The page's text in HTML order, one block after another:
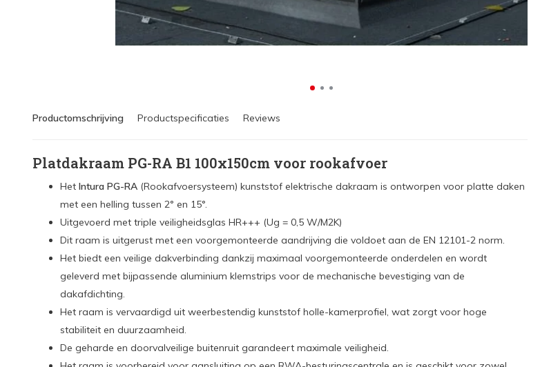
Productomschrijving Productspecificaties Reviews
Platdakraam PG-RA B1 100x150cm voor rookafvoer
Het Intura PG-RA (Rookafvoersysteem) kunststof elektrische dakraam is ontworpen voor platte daken
met een helling tussen 2° en 15°.
Uitgevoerd met triple veiligheidsglas HR+++ (Ug = 0,5 W/M2K)
Dit raam is uitgerust met een voorgemonteerde aandrijving die voldoet aan de EN 12101-2 norm.
Het biedt een veilige dakverbinding dankzij maximaal voorgemonteerde onderdelen en wordt
geleverd met bijpassende aluminium klemstrips voor de mechanische bevestiging van de
dakafdichting.
Het raam is vervaardigd uit weerbestendig kunststof holle-kamerprofiel, wat zorgt voor hoge
stabiliteit en duurzaamheid.
De geharde en doorvalveilige buitenruit garandeert maximale veiligheid.